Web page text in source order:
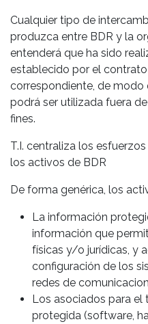
Cualquier tipo de
produzca entre BDR y la
entenderá que ha sido
establecido por el
correspondiente, de modo
podrá ser utilizada fuera
fines.
T.I. centraliza los
los activos de BDR
De forma genérica, los
La información
información que
físicas y/o jurídicas, y
configuración de los
redes de
Los asociados para
protegida (software,